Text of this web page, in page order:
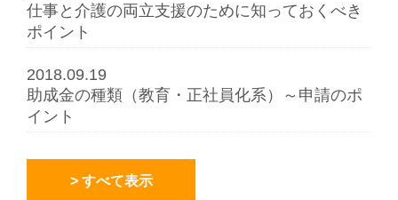
仕事と介護の両立支援のために知っておくべき
ポイント
2018.09.19
助成金の種類（教育・正社員化系）～申請のポ
イント
> すべて表示